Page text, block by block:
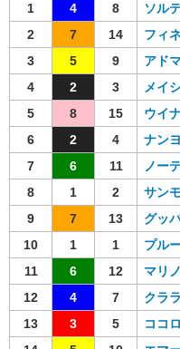
1 4 8 ソル
2
7 14 フィ
3
5 9 アド
4
2 3 メイ
5
8 15 ウイ
6
2 4 ナン
7
6 11 ノー
8
1 2 サン
9
7 13 グッ
10
1 1 プル
11
6 12 マリ
12
4 7 クラ
13
3 5 ココ